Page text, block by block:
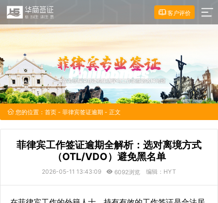
客户评价
您的位置： 首页 - 菲律宾签证逾期 - 正文
菲律宾工作签证逾期全解析：选对离境方式
（OTL/VDO）避免黑名单
2026-05-11 13:43:09 6092浏览 编辑：HYT